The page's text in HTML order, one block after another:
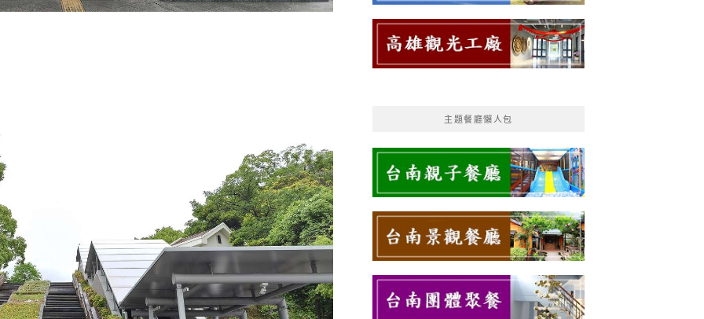
主題餐廳懶人包